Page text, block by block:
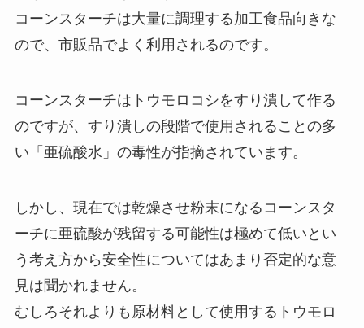
コーンスターチは大量に調理する加工食品向きな
ので、市販品でよく利用されるのです。
コーンスターチはトウモロコシをすり潰して作る
のですが、 すり潰しの段階で使用されることの多
い「亜硫酸水」の毒性が指摘されています。
しかし、現在では乾燥させ粉末になるコーンスタ
ーチに亜硫酸が残留する可能性は極めて低いとい
う考え方から安全性についてはあまり否定的な意
見は聞かれません。
むしろそれよりも原材料として使用するトウモロ